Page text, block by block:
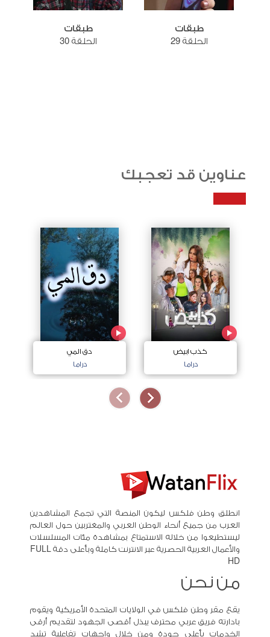
طبقات
الحلقة 29
طبقات
الحلقة 30
عناوين قد تعجبك
كذب ابيض
دراما
دق المي
دراما
انطلق وطن فلكس ليكون المنصة التي تجمع المشاهدين
العرب من جميع أنحاء الوطن العربي والمغتربين حول العالم
ليستطيعوا من خلاله الاستمتاع بمشاهدة مئات المسلسلات
والأعمال العربية الحصرية عبر الانترنت كاملة وبأعلى دقة FULL
HD
من نحن
يقع مقر وطن فلكس في الولايات المتحدة الأمريكية ويقوم
بادارته فريق عربي محترف يبذل أقصى الجهود لتقديم أرقى
الخدمات بأعلى جودة ومن خلال واجهات تفاعلية تشد